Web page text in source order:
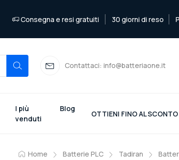
Consegna e resi gratuiti 30 giorni di reso
Contattaci: info@batteriaone.it
I più
venduti
Blog
OTTIENI FINO AL SCONTO
Home Batterie PLC Tadiran